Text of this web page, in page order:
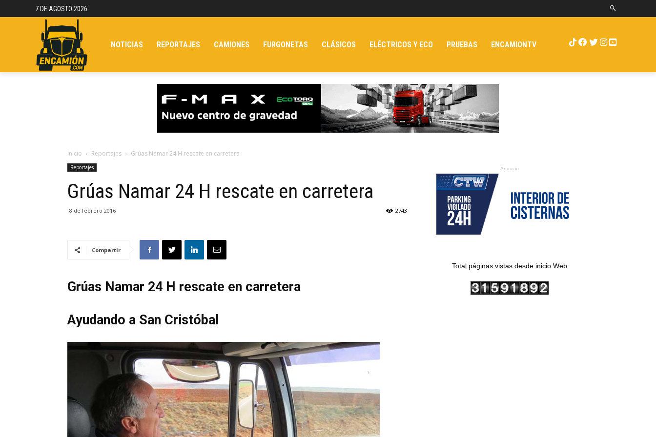
7 DE AGOSTO 2026
NOTICIAS REPORTAJES CAMIONES FURGONETAS CLÁSICOS ELÉCTRICOS Y ECO PRUEBAS ENCAMIONTV
Inicio Reportajes Grúas Namar 24 H rescate en carretera
Reportajes
Grúas Namar 24 H rescate en carretera
8 de febrero 2016 2743
Compartir
Grúas Namar 24 H rescate en carretera
Ayudando a San Cristóbal
Anuncio
Total páginas vistas desde inicio Web